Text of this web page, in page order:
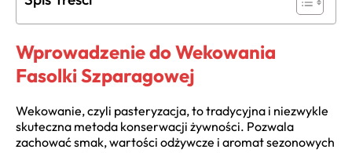
Wprowadzenie do Wekowania
Fasolki Szparagowej
Wekowanie, czyli pasteryzacja, to tradycyjna i niezwykle
skuteczna metoda konserwacji żywności. Pozwala
zachować smak, wartości odżywcze i aromat sezonowych